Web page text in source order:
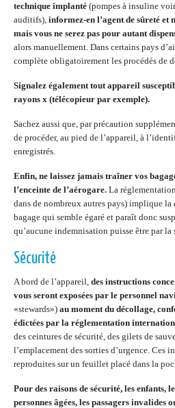
technique implanté (pompes à insuline
auditifs), informez-en l’agent de sûreté et
mais vous ne serez pas pour autant
alors manuellement. Dans certains pays
complète obligatoirement les procédés de
Signalez également tout appareil
rayons x (télécopieur par exemple).
Sachez aussi que, par précaution
de procéder, au pied de l’appareil, à
enregistrés.
Enfin, ne laissez jamais traîner vos
l’enceinte de l’aérogare. La
dans de nombreux autres pays) implique
bagage qui semble égaré et paraît donc
qu’aucune indemnisation puisse être par
Sécurité
A bord de l’appareil, des instructions
vous seront exposées par le personnel
«stewards») au moment du décollage,
édictées par la réglementation
des ceintures de sécurité, des gilets de
l’emplacement des sorties d’urgence. Ces
reproduites sur un feuillet placé dans la
Pour des raisons de sécurité, les enfants,
personnes âgées, les passagers invalides